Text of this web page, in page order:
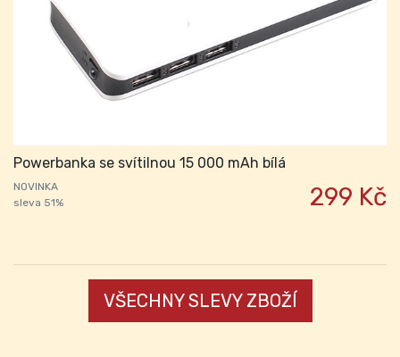
Powerbanka se svítilnou 15 000 mAh bílá
NOVINKA
sleva 51%
299 Kč
VŠECHNY SLEVY ZBOŽÍ